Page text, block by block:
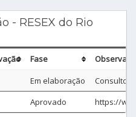
- RESEX do Rio
Fase
Em elaboração
Consultor
Aprovado https://